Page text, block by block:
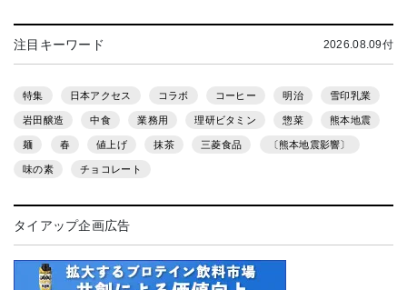
注目キーワード 2026.08.09付
特集 日本アクセス コラボ コーヒー 明治 雪印乳業
岩田醸造 中食 業務用 理研ビタミン 惣菜 熊本地震
麺 春 値上げ 抹茶 三菱食品 〔熊本地震影響〕
味の素 チョコレート
タイアップ企画広告